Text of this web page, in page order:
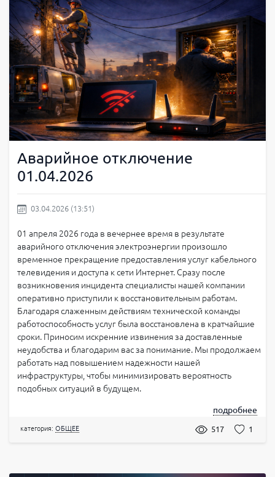
Аварийное отключение
01.04.2026
03.04.2026 (13:51)
01 апреля 2026 года в вечернее время в результате
аварийного отключения электроэнергии произошло
временное прекращение предоставления услуг кабельного
телевидения и доступа к сети Интернет. Сразу после
возникновения инцидента специалисты нашей компании
оперативно приступили к восстановительным работам.
Благодаря слаженным действиям технической команды
работоспособность услуг была восстановлена в кратчайшие
сроки. Приносим искренние извинения за доставленные
неудобства и благодарим вас за понимание. Мы продолжаем
работать над повышением надежности нашей
инфраструктуры, чтобы минимизировать вероятность
подобных ситуаций в будущем.
подробнее
категория: ОБЩЕЕ 517 1